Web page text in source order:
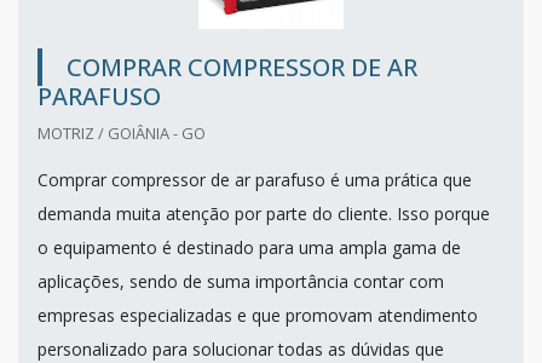
COMPRAR COMPRESSOR DE AR
PARAFUSO
MOTRIZ / GOIÂNIA - GO
Comprar compressor de ar parafuso é uma prática que
demanda muita atenção por parte do cliente. Isso porque
o equipamento é destinado para uma ampla gama de
aplicações, sendo de suma importância contar com
empresas especializadas e que promovam atendimento
personalizado para solucionar todas as dúvidas que